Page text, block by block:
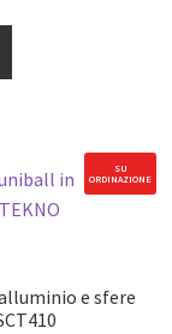
SU
ORDINAZIONE
e sfere